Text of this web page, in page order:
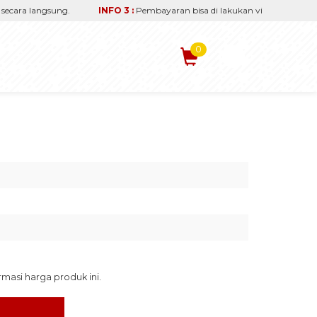
langsung. INFO 3 : Pembayaran bisa di lakukan via transfer
0
harga produk ini.